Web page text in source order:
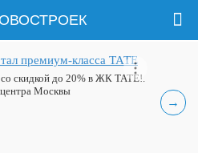
→
премиум-класса ТАТЕ
скидкой до 20% в ЖК ТАТЕ!.
Москвы